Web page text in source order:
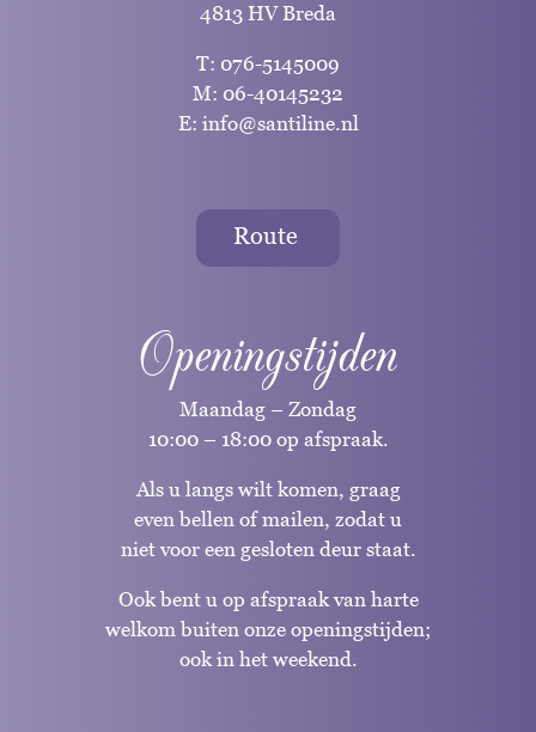
4813 HV Breda
T: 076-5145009
M: 06-40145232
E: info@santiline.nl
Route
Openingstijden
Maandag – Zondag
10:00 – 18:00 op afspraak.
Als u langs wilt komen, graag
even bellen of mailen, zodat u
niet voor een gesloten deur staat.
Ook bent u op afspraak van harte
welkom buiten onze openingstijden;
ook in het weekend.